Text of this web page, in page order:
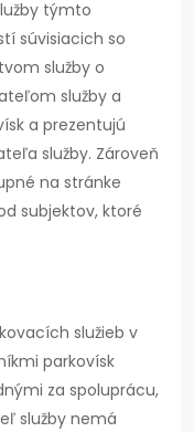
týmto
súvisiacich so
služby o
služby a
a prezentujú
služby. Zároveň
na stránke
subjektov, ktoré
služieb v
parkovísk
za spoluprácu,
služby nemá